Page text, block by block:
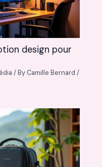
design pour
/ By Camille Bernard/